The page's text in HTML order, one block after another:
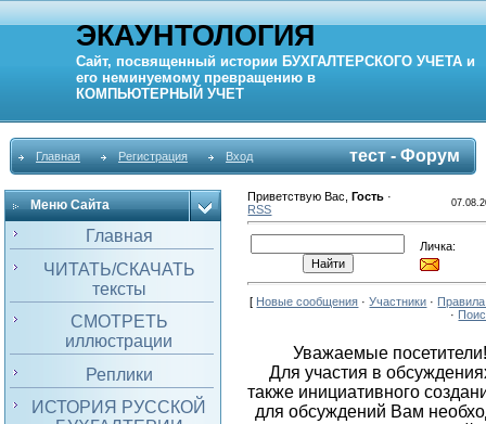
ЭКАУНТОЛОГИЯ
Сайт, посвященный истории БУХГАЛТЕРСКОГО УЧЕТА и
его неминуемому превращению в
КОМПЬЮТЕРНЫЙ УЧЕТ
Главная Регистрация Вход тест - Форум
Меню Сайта
Главная
ЧИТАТЬ/СКАЧАТЬ
тексты
СМОТРЕТЬ
иллюстрации
Реплики
ИСТОРИЯ РУССКОЙ
Приветствую Вас ,Гость ·
RSS
Личка:
[ Новые сообщения ·Участники ·
·
Уважаемые
Для участия в
также инициативного
для обсуждений Вам